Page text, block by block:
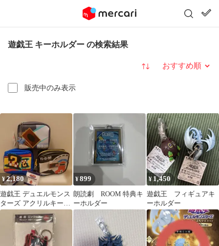
遊戯王 キーホルダー の検索結果
販売中のみ表示
並び替え
¥2,180
遊戯王 デュエルモンス
ターズ アクリルキーホ
ルダー付きポーチ 全3
種コンプセット
¥899
朗読劇 ROOM 特典キ
ーホルダー
¥1,450
遊戯王 フィギュアキ
ーホルダー